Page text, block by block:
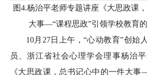
图4.杨治平老师专题讲座《大思政课
大事—“课程思政”引领学校教育的
10月27日上午，“心动教育”创始
员、浙江省社会心理学会理事杨治
《大思政课，总书记心中的一件大事